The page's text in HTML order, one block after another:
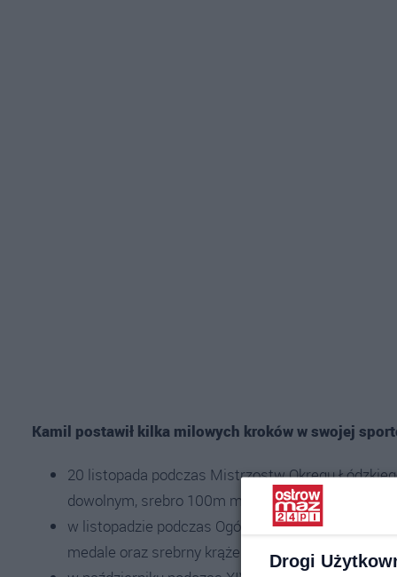
Kamil postawił kilka milowych kroków w swojej
20 listopada podczas Mistrzostw Okręgu
dowolnym, srebro 100m motylkowym oraz złoto
w listopadzie podczas Ogólnopolskich Zawodów
medale oraz srebrny krążek.
Drogi